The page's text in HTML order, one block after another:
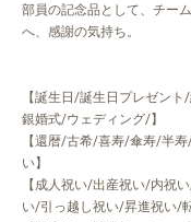
部員の記念品として、チー
へ、感謝の気持ち。
【誕生日/誕生日プレゼン
銀婚式/ウェディング/】
【還暦/古希/喜寿/傘寿/半
い】
【成人祝い/出産祝い/内祝
い/引っ越し祝い/昇進祝い/